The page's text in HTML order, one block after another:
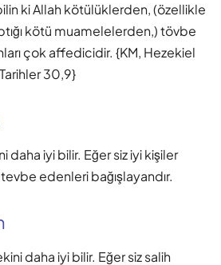
ki Allah kötülüklerden, (özellikle
kötü muamelelerden,) tövbe
çok affedicidir. {KM, Hezekiel
30,9}
daha iyi bilir. Eğer siz iyi kişiler
edenleri bağışlayandır.
daha iyi bilir. Eğer siz salih